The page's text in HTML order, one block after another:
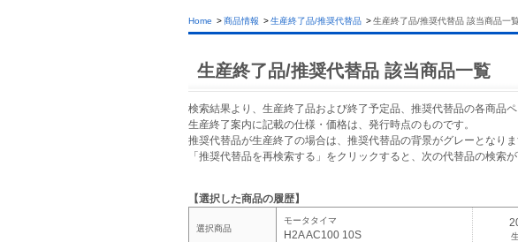
Home >商品情報 >生産終了品/推奨代替品 >生産終了品/推奨代替品 該当商品一覧
生産終了品/推奨代替品 該当商品一覧
検索結果より、生産終了品および終了予定品、推奨代替品の各商品
生産終了案内に記載の仕様・価格は、発行時点のものです。
推奨代替品が生産終了の場合は、推奨代替品の背景がグレーとなりま
「推奨代替品を再検索する」をクリックすると、次の代替品の検索が
【選択した商品の履歴】
選択商品
モータタイマ
H2A AC100 10S